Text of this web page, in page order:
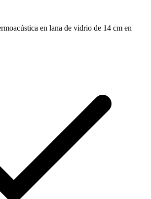
en lana de vidrio de 14 cm en